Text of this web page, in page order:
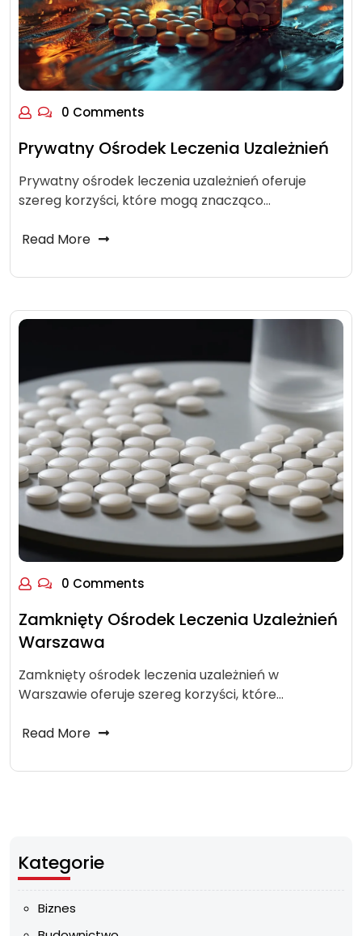
0 Comments
Prywatny Ośrodek Leczenia Uzależnień
Prywatny ośrodek leczenia uzależnień oferuje
szereg korzyści, które mogą znacząco…
Read More
0 Comments
Zamknięty Ośrodek Leczenia Uzależnień
Warszawa
Zamknięty ośrodek leczenia uzależnień w
Warszawie oferuje szereg korzyści, które…
Read More
Kategorie
Biznes